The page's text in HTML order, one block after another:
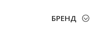
БРЕНД